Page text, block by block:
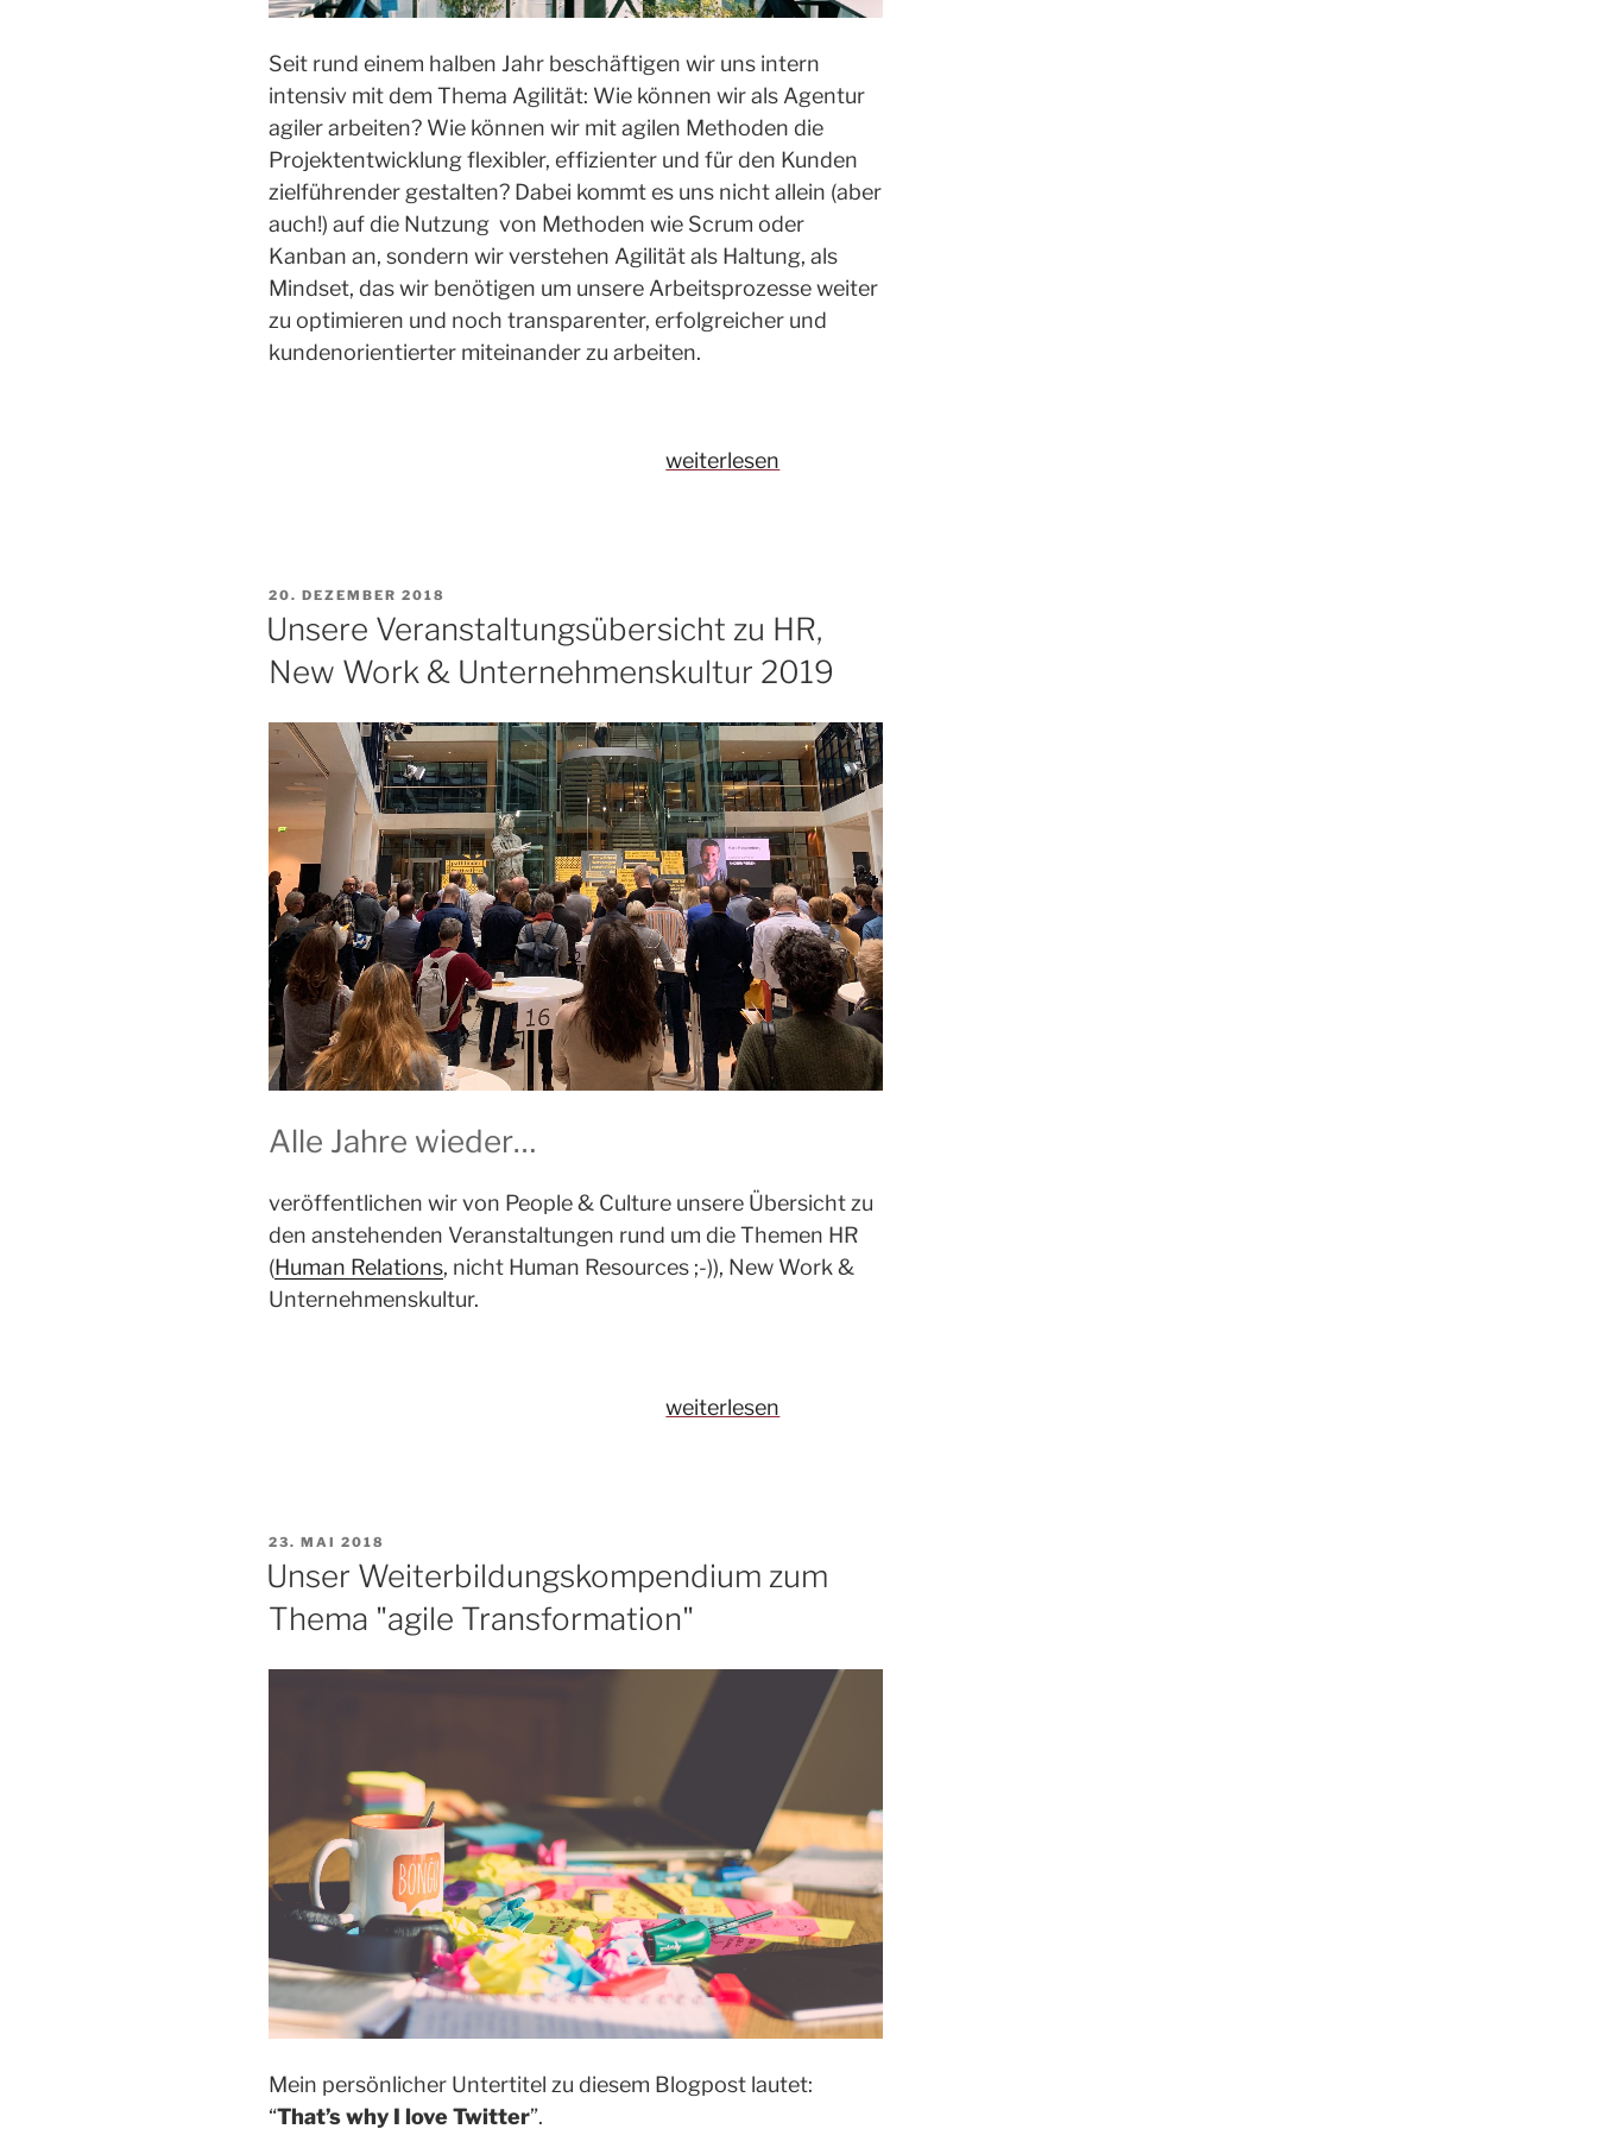
Seit rund einem halben Jahr beschäftigen wir uns intern
intensiv mit dem Thema Agilität: Wie können wir als Agentur
agiler arbeiten? Wie können wir mit agilen Methoden die
Projektentwicklung flexibler, effizienter und für den Kunden
zielführender gestalten? Dabei kommt es uns nicht allein (aber
auch!) auf die Nutzung von Methoden wie Scrum oder
Kanban an, sondern wir verstehen Agilität als Haltung, als
Mindset, das wir benötigen um unsere Arbeitsprozesse weiter
zu optimieren und noch transparenter, erfolgreicher und
kundenorientierter miteinander zu arbeiten.
„Ausgewählte
Agilität“
weiterlesen
VERÖFFENTLICHT
20. DEZEMBER 2018
Unsere Veranstaltungsübersicht zu HR,
New Work & Unternehmenskultur 2019
Alle Jahre wieder…
veröffentlichen wir von People & Culture unsere Übersicht zu
den anstehenden Veranstaltungen rund um die Themen HR
(Human Relations, nicht Human Resources ;-)), New Work &
Unternehmenskultur.
„Unsere
Work
Unternehmenskultur
weiterlesen
VERÖFFENTLICHT
AM
23. MAI 2018
Unser Weiterbildungskompendium zum
Thema "agile Transformation"
Mein persönlicher Untertitel zu diesem Blogpost lautet:
“That’s why I love Twitter”.